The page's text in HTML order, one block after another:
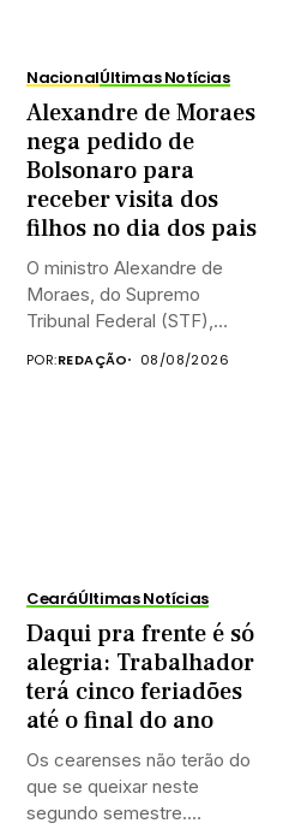
NacionalÚltimas Notícias
Alexandre de Moraes
nega pedido de
Bolsonaro para
receber visita dos
filhos no dia dos pais
O ministro Alexandre de
Moraes, do Supremo
Tribunal Federal (STF),
POR:REDAÇÃO 08/08/2026
CearáÚltimas Notícias
Daqui pra frente é só
alegria: Trabalhador
terá cinco feriadões
até o final do ano
Os cearenses não terão do
que se queixar neste
segundo semestre.